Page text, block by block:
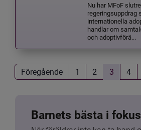
Nu har MFoF
regeringsuppdrag
internationella
handlar om
och adoptivförä...
Föregående 1 2 3 4
Barnets bästa i fokus